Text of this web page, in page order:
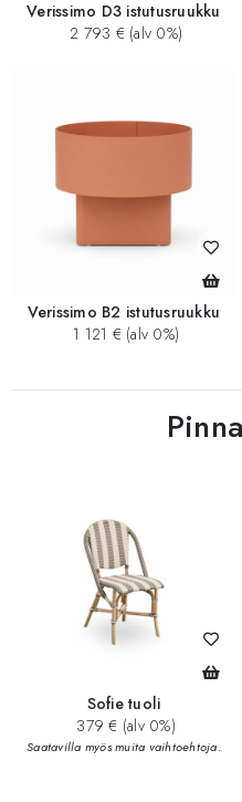
Verissimo D3 istutusruukku
2 793 € (alv 0%)
Verissimo B2 istutusruukku
1 121 € (alv 0%)
Sofie tuoli
379 € (alv 0%)
Saatavilla myös muita vaihtoehtoja.